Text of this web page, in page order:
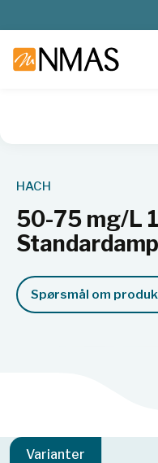
HACH
50-75 mg/L
Spørsmål om
Varianter